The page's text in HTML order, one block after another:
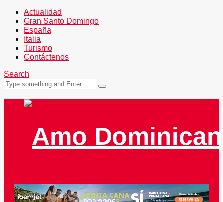
Actualidad
Gran Santo Domingo
España
Italia
Turismo
Contáctenos
Search